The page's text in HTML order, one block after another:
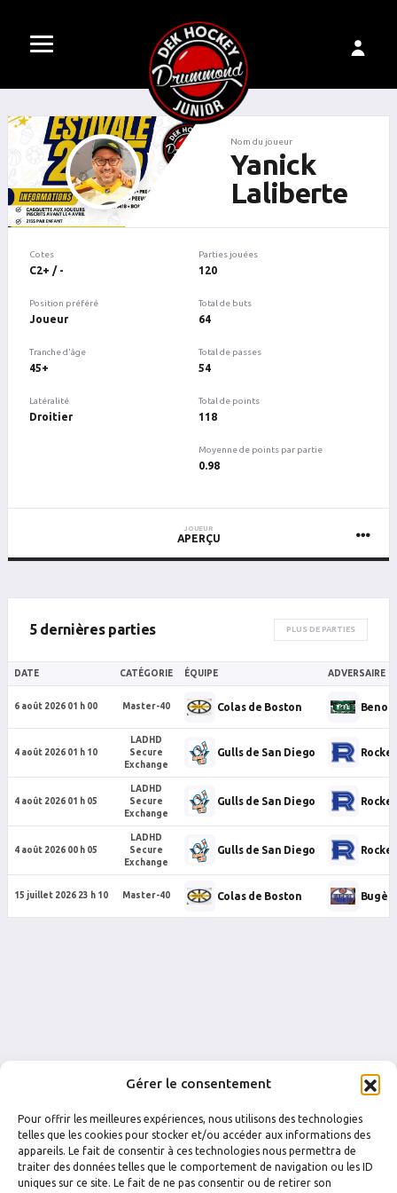
Gérer le consentement
Pour offrir les meilleures expériences, nous utilisons des technologies
telles que les cookies pour stocker et/ou accéder aux informations des
appareils. Le fait de consentir à ces technologies nous permettra de
traiter des données telles que le comportement de navigation ou les ID
uniques sur ce site. Le fait de ne pas consentir ou de retirer son
Nom du joueur
Yanick
Laliberte
Cotes
C2+ / -
Position préféré
Joueur
Tranche d'âge
45+
Latéralité
Droitier
Parties jouées
120
Total de buts
64
Total de passes
54
Total de points
118
Moyenne de points par partie
0.98
JOUEUR
APERÇU
5 dernières parties PLUS DE PARTIES
DATE CATÉGORIE ÉQUIPE ADVERSAIRE
6 août 2026 01 h 00 Master-40 Colas de Boston
4 août 2026 01 h 10
LADHD
Secure
Exchange
Gulls de San Diego
4 août 2026 01 h 05
LADHD
Secure
Exchange
Gulls de San Diego
4 août 2026 00 h 05
LADHD
Secure
Exchange
Gulls de San Diego
15 juillet 2026 23 h 10 Master-40 Colas de Boston
FACEBOOK INSTAGRAM